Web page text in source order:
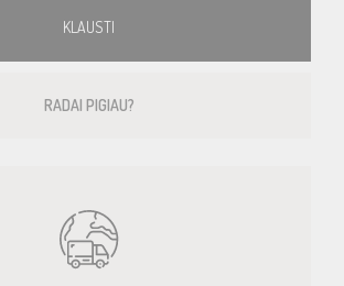
KLAUSTI
RADAI PIGIAU?